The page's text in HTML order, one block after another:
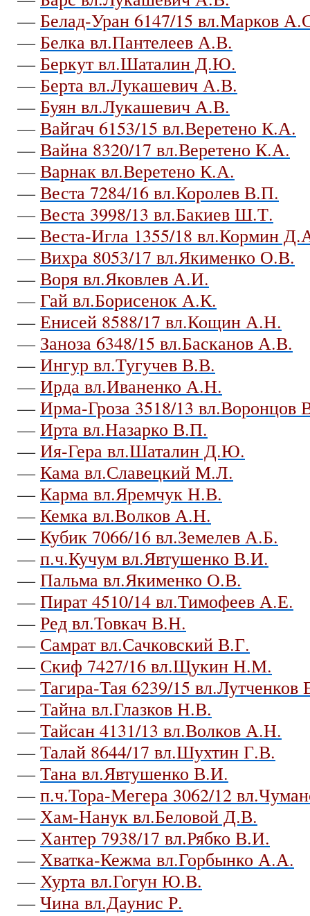
— Белад-Уран 6147/15 вл.Марков
— Белка вл.Пантелеев А.В.
— Беркут вл.Шаталин Д.Ю.
— Берта вл.Лукашевич А.В.
— Буян вл.Лукашевич А.В.
— Вайгач 6153/15 вл.Веретено К.А.
— Вайна 8320/17 вл.Веретено К.А.
— Варнак вл.Веретено К.А.
— Веста 7284/16 вл.Королев В.П.
— Веста 3998/13 вл.Бакиев Ш.Т.
— Веста-Игла 1355/18 вл.Кормин
— Вихра 8053/17 вл.Якименко О.В.
— Воря вл.Яковлев А.И.
— Гай вл.Борисенок А.К.
— Енисей 8588/17 вл.Кощин А.Н.
— Заноза 6348/15 вл.Басканов А.В.
— Ингур вл.Тугучев В.В.
— Ирда вл.Иваненко А.Н.
— Ирма-Гроза 3518/13 вл.Воронцов
— Ирта вл.Назарко В.П.
— Ия-Гера вл.Шаталин Д.Ю.
— Кама вл.Славецкий М.Л.
— Карма вл.Яремчук Н.В.
— Кемка вл.Волков А.Н.
— Кубик 7066/16 вл.Земелев А.Б.
— п.ч.Кучум вл.Явтушенко В.И.
— Пальма вл.Якименко О.В.
— Пират 4510/14 вл.Тимофеев А.Е.
— Ред вл.Товкач В.Н.
— Самрат вл.Сачковский В.Г.
— Скиф 7427/16 вл.Щукин Н.М.
— Тагира-Тая 6239/15 вл.Лутченков
— Тайна вл.Глазков Н.В.
— Тайсан 4131/13 вл.Волков А.Н.
— Талай 8644/17 вл.Шухтин Г.В.
— Тана вл.Явтушенко В.И.
— п.ч.Тора-Мегера 3062/12
— Хам-Нанук вл.Беловой Д.В.
— Хантер 7938/17 вл.Рябко В.И.
— Хватка-Кежма вл.Горбынко А.А.
— Хурта вл.Гогун Ю.В.
— Чина вл.Даунис Р.